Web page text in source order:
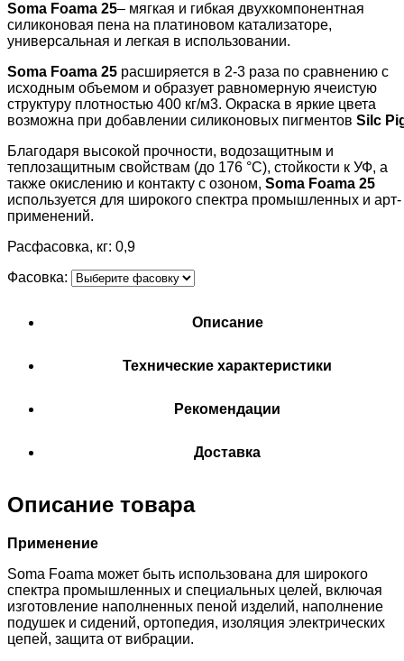
Soma Foama 25– мягкая и гибкая двухкомпонентная
силиконовая пена на платиновом катализаторе,
универсальная и легкая в использовании.
Soma Foama 25 расширяется в 2-3 раза по сравнению с
исходным объемом и образует равномерную ячеистую
структуру плотностью 400 кг/м3. Окраска в яркие цвета
возможна при добавлении силиконовых пигментов Silc
Благодаря высокой прочности, водозащитным и
теплозащитным свойствам (до 176 °C), стойкости к УФ, а
также окислению и контакту с озоном, Soma Foama 25
используется для широкого спектра промышленных и арт-
применений.
Расфасовка, кг: 0,9
Фасовка:
Описание
Технические характеристики
Рекомендации
Доставка
Описание товара
Применение
Soma Foama может быть использована для широкого
спектра промышленных и специальных целей, включая
изготовление наполненных пеной изделий, наполнение
подушек и сидений, ортопедия, изоляция электрических
цепей, защита от вибрации.